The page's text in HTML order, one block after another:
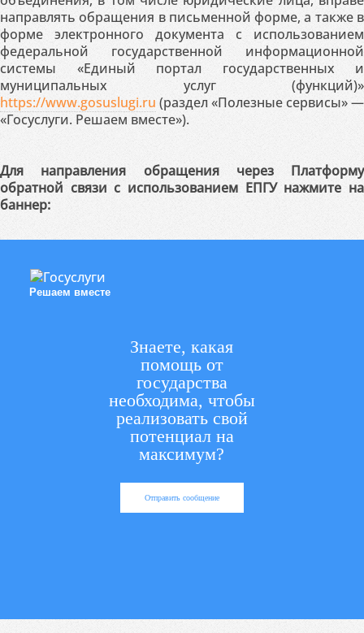
направлять обращения в письменной форме, а также в
форме электронного документа с использованием
федеральной государственной информационной
системы «Единый портал государственных и
муниципальных услуг (функций)»
https://www.gosuslugi.ru (раздел «Полезные сервисы» —
«Госуслуги. Решаем вместе»).
Для направления обращения через Платформу
обратной связи с использованием ЕПГУ нажмите на
баннер:
Решаем вместе
Знаете, какая
помощь от
государства
необходима, чтобы
реализовать свой
потенциал на
максимум?
Отправить сообщение